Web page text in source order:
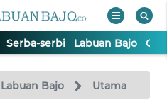
Serba-serbi Labuan Bajo
Labuan Bajo Utama